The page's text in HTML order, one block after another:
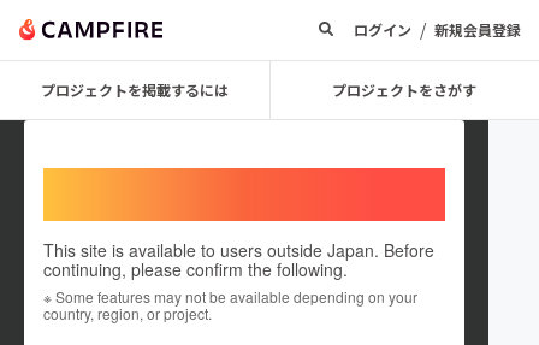
ログイン / 新規会員登録
プロジェクトを掲載するには プロジェクトをさがす
This site is available to users outside Japan. Before
continuing, please confirm the following.
※ Some features may not be available depending on your
country, region, or project.
TsubasaFuji